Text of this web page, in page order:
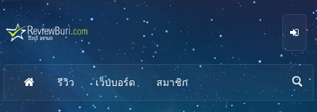
รีวิว เว็บบอร์ด สมาชิก
นห
า